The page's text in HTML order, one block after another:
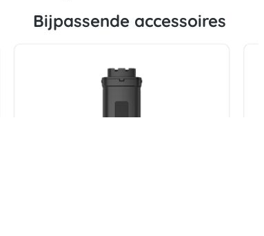
Bijpassende accessoires